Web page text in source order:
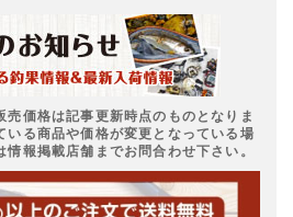
価格は記事更新時点のものとなりま
いる商品や価格が変更となっている場
報掲載店舗までお問合わせ下さい。